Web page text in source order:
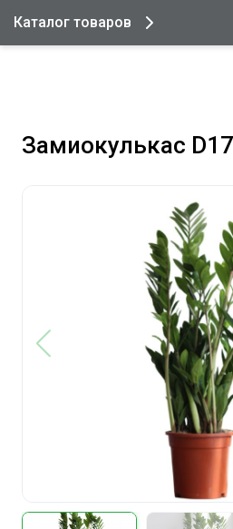
Каталог товаров
Замиокулькас D17